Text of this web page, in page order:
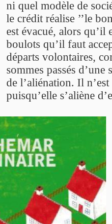
ni quel modèle de
le crédit réalise ’’le
est évacué, alors qu’il
boulots qu’il faut
départs volontaires,
sommes passés
de l’aliénation. Il
puisqu’elle s’aliène